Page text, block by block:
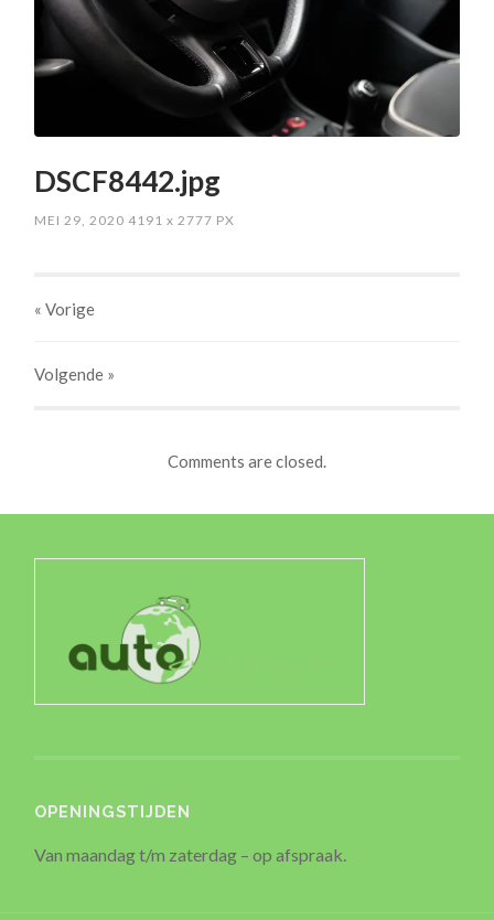
DSCF8442.jpg
MEI 29, 2020 4191x 2777 PX
« Vorige
Volgende »
Comments are closed.
OPENINGSTIJDEN
Van maandag t/m zaterdag – op afspraak.